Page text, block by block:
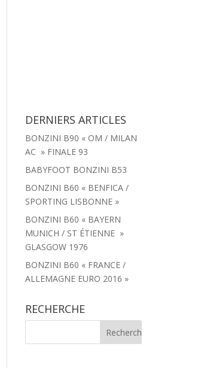
DERNIERS ARTICLES
BONZINI B90 « OM / MILAN
AC » FINALE 93
BABYFOOT BONZINI B53
BONZINI B60 « BENFICA /
SPORTING LISBONNE »
BONZINI B60 « BAYERN
MUNICH / ST ÉTIENNE »
GLASGOW 1976
BONZINI B60 « FRANCE /
ALLEMAGNE EURO 2016 »
RECHERCHE